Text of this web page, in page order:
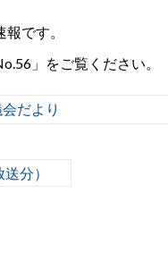
です。
」をご覧ください。
だより
分）